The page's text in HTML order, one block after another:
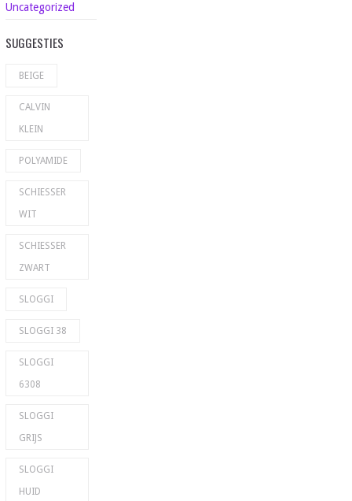
Uncategorized
SUGGESTIES
BEIGE
CALVIN
KLEIN
POLYAMIDE
SCHIESSER
WIT
SCHIESSER
ZWART
SLOGGI
SLOGGI 38
SLOGGI
6308
SLOGGI
GRIJS
SLOGGI
HUID